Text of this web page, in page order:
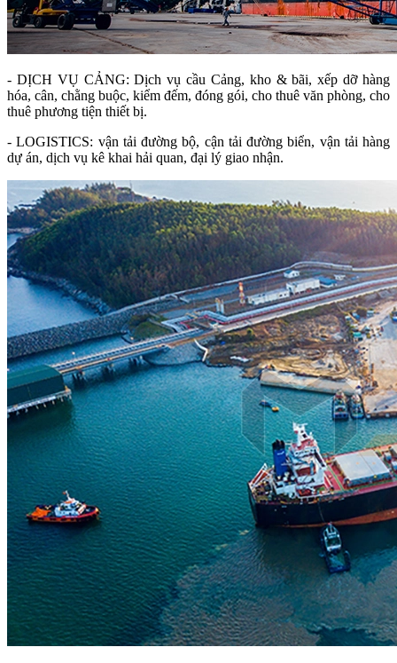
- DỊCH VỤ CẢNG: Dịch vụ cầu Cảng, kho & bãi, xếp dỡ hàng
hóa, cân, chằng buộc, kiểm đếm, đóng gói, cho thuê văn phòng, cho
thuê phương tiện thiết bị.
- LOGISTICS: vận tải đường bộ, cận tải đường biển, vận tải hàng
dự án, dịch vụ kê khai hải quan, đại lý giao nhận.